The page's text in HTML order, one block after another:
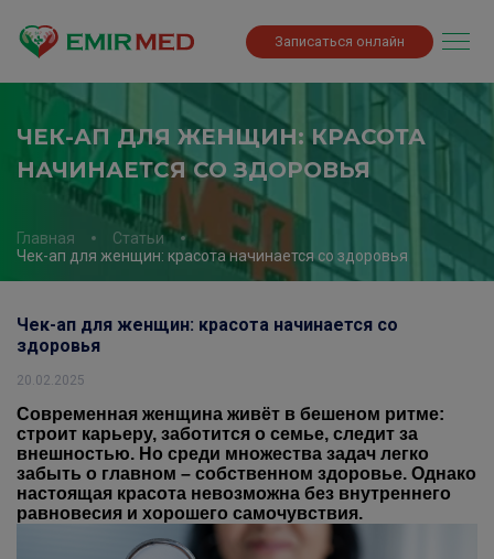
Записаться онлайн
ЧЕК-АП ДЛЯ ЖЕНЩИН: КРАСОТА
НАЧИНАЕТСЯ СО ЗДОРОВЬЯ
Главная
Статьи
Чек-ап для женщин: красота начинается со здоровья
Чек-ап для женщин: красота начинается со
здоровья
20.02.2025
Современная женщина живёт в бешеном ритме:
строит карьеру, заботится о семье, следит за
внешностью. Но среди множества задач легко
забыть о главном – собственном здоровье. Однако
настоящая красота невозможна без внутреннего
равновесия и хорошего самочувствия.